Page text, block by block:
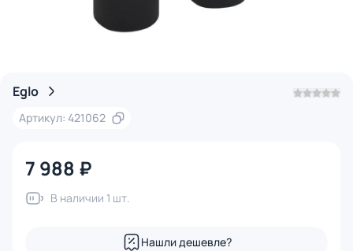
Eglo
Артикул: 421062
7 988 ₽
В наличии 1 шт.
Нашли дешевле?